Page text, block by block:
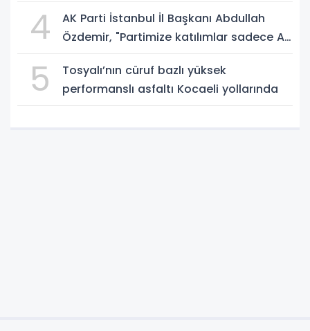
4
AK Parti İstanbul İl Başkanı Abdullah
Özdemir, "Partimize katılımlar sadece AK
5
Tosyalı’nın cüruf bazlı yüksek
performanslı asfaltı Kocaeli yollarında